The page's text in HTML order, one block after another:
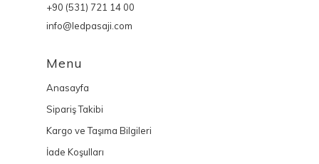
+90 (531) 721 14 00
info@ledpasaji.com
Menu
Anasayfa
Sipariş Takibi
Kargo ve Taşıma Bilgileri
İade Koşulları